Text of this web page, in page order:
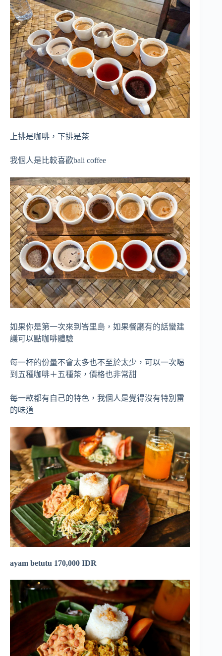
上排是咖啡，下排是茶
我個人是比較喜歡bali coffee
如果你是第一次來到峇里島，如果餐廳有的話蠻建
議可以點咖啡體驗
每一杯的份量不會太多也不至於太少，可以一次喝
到五種咖啡＋五種茶，價格也非常甜
每一款都有自己的特色，我個人是覺得沒有特別雷
的味道
ayam betutu 170,000 IDR